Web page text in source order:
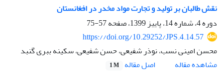
نقش طالبان بر تولید و تجارت مواد مخدر در افغانستان
دوره 4، شماره 14، پاییز 1399، صفحه
57-75
https://doi.org/10.29252/JPS.4.14.57
محسن امینی نسب، نوذر شفیعی، حسن شفیعی، سکینه ببری گنبد
مشاهده مقاله
اصل مقاله 1 M